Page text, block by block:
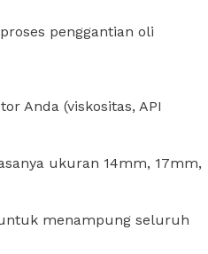
penggantian oli
Anda (viskositas, API
ukuran 14mm, 17mm,
menampung seluruh